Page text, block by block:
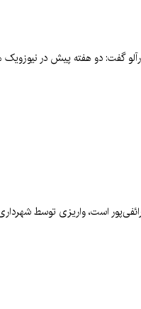
گفت: دو هفته پیش در
است، واریزی توسط